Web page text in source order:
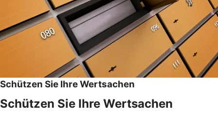
Schützen Sie Ihre Wertsachen
Schützen Sie Ihre Wertsachen